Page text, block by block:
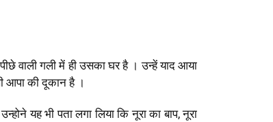
वाली गली में ही उसका घर है । उन्हें याद आया
आपा की दूकान है ।
यह भी पता लगा लिया कि नूरा का बाप,नूरा